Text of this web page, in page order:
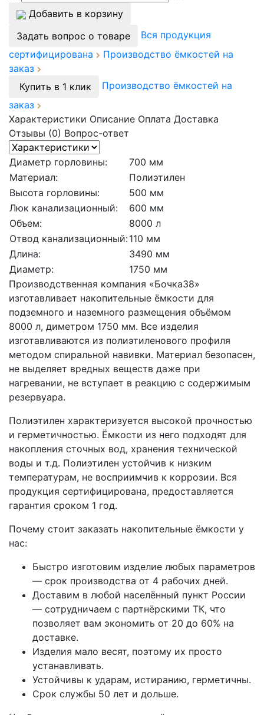
Добавить в корзину
Задать вопрос о товаре
Вся продукция
сертифицирована
Производство ёмкостей на
заказ
Купить в 1 клик
Производство ёмкостей на
заказ
Характеристики Описание Оплата Доставка
Отзывы (0) Вопрос-ответ
Диаметр горловины:
700 мм
Материал:
Полиэтилен
Высота горловины:
500 мм
Люк канализационный:
600 мм
Объем:
8000 л
Отвод канализационный:110 мм
Длина:
3490 мм
Диаметр:
1750 мм
Производственная компания «Бочка38»
изготавливает накопительные ёмкости для
подземного и наземного размещения объёмом
8000 л, диметром 1750 мм. Все изделия
изготавливаются из полиэтиленового профиля
методом спиральной навивки. Материал безопасен,
не выделяет вредных веществ даже при
нагревании, не вступает в реакцию с содержимым
резервуара.
Полиэтилен характеризуется высокой прочностью
и герметичностью. Ёмкости из него подходят для
накопления сточных вод, хранения технической
воды и т.д. Полиэтилен устойчив к низким
температурам, не восприимчив к коррозии. Вся
продукция сертифицирована, предоставляется
гарантия сроком 1 год.
Почему стоит заказать накопительные ёмкости у
нас:
Быстро изготовим изделие любых параметров
— срок производства от 4 рабочих дней.
Доставим в любой населённый пункт России
— сотрудничаем с партнёрскими ТК, что
позволяет вам экономить от 20 до 60% на
доставке.
Изделия мало весят, поэтому их просто
устанавливать.
Устойчивы к ударам, истиранию, герметичны.
Срок службы 50 лет и дольше.